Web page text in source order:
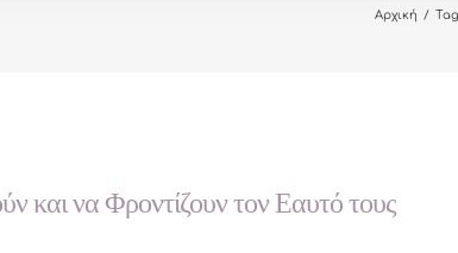
Αρχική /
και να Φροντίζουν τον Εαυτό τους